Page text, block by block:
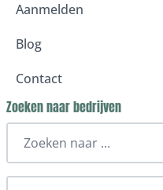
Aanmelden
Blog
Contact
Zoeken naar bedrijven